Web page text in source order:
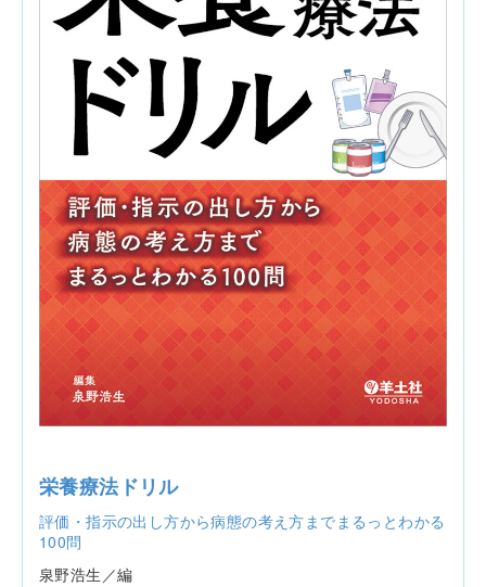
栄養療法ドリル
評価・指示の出し方から病態の考え方までまるっとわかる
100問
泉野浩生／編